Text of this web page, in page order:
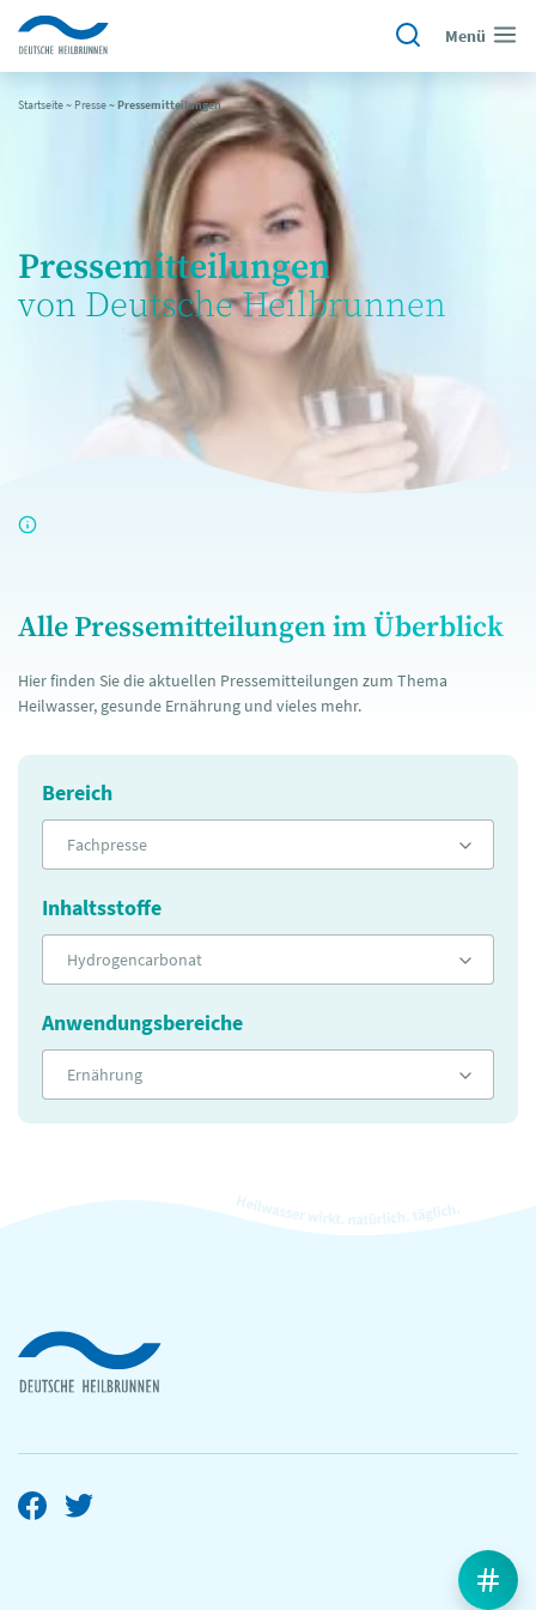
Menü
Startseite~ Presse~Pressemitteilungen
Pressemitteilungen
von Deutsche Heilbrunnen
Alle Pressemitteilungen im Überblick
Hier finden Sie die aktuellen Pressemitteilungen zum Thema
Heilwasser, gesunde Ernährung und vieles mehr.
Bereich
Fachpresse
Inhaltsstoffe
Hydrogencarbonat
Anwendungsbereiche
Ernährung